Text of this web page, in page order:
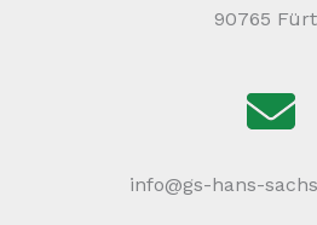
90765
info@gs-hans-